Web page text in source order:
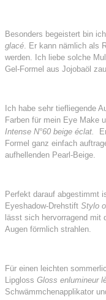
Besonders begeistert bin
glacé . Er kann nämlich als
werden. Ich liebe solche
Gel-Formel aus Jojobaöl
Ich habe sehr tiefliegende
Farben für mein Eye Make
Intense N°60 beige éclat.
Formel ganz einfach
aufhellenden Pearl-Beige.
Perfekt darauf abgestimmt
Eyeshadow-Drehstift Stylo
lässt sich hervorragend mit
Augen förmlich strahlen.
Für einen leichten
Lipgloss Gloss enlumineur
Schwämmchenapplikator